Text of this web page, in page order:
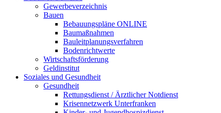
Gewerbeverzeichnis
Bauen
Bebauungspläne ONLINE
Baumaßnahmen
Bauleitplanungsverfahren
Bodenrichtwerte
Wirtschaftsförderung
Geldinstitut
Soziales und Gesundheit
Gesundheit
Rettungsdienst / Ärztlicher Notdienst
Krisennetzwerk Unterfranken